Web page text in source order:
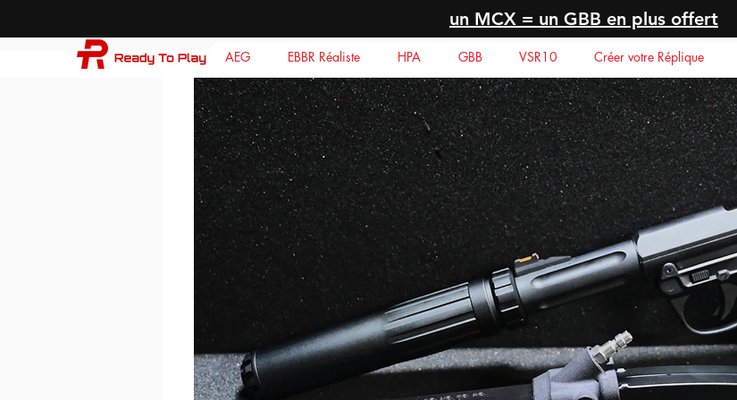
un MCX = un GBB en plus offert
AEG EBBR Réaliste HPA GBB VSR10 Créer votre Réplique